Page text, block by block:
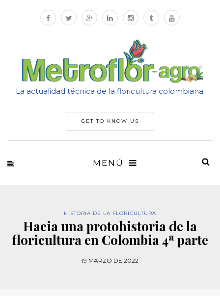
La actualidad técnica de la floricultura colombiana
GET TO KNOW US
MENÚ
HISTORIA DE LA FLORICULTURA
Hacia una protohistoria de la
floricultura en Colombia 4ª parte
19 MARZO DE 2022